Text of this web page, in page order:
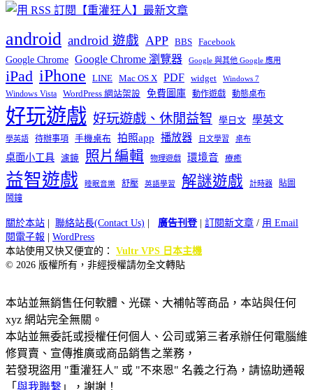
android android 遊戲 APP BBS Facebook
Google Chrome Google Chrome 瀏覽器 Google 與其他 Google 應用
iPad iPhone LINE Mac OS X PDF widget Windows 7
Windows Vista WordPress 網站架設 免費圖庫 動作遊戲 動態桌布
好玩遊戲 好玩遊戲、休閒益智 學日文 學英文
學英語 待辦事項 手機桌布 拍照app 播放器 日文學習 桌布
桌面小工具 濾鏡 照片編輯 物理遊戲 環境音 療癒
益智遊戲 睡眠音樂 舒壓 英語學習 解謎遊戲 計時器
貼圖
鬧鐘
關於本站 聯絡站長(Contact Us) 廣告刊登| 訂閱新文章 / 用 Email
閱電子報
WordPress
本站使用又快又便宜的： Vultr VPS 日本主機
© 2026 版權所有，非經授權請勿全文轉貼
本站並無銷售任何軟體、光碟、大補帖等商品，本站與任何
xyz 網站完全無關。
本站並無委託或授權任何個人、公司或第三者承辦任何電腦維
修買賣、宣傳推廣或商品銷售之業務，
若發現盜用 "重灌狂人" 或 "不來恩" 名義之行為，請協助通報
「 與我聯繫 」，謝謝！